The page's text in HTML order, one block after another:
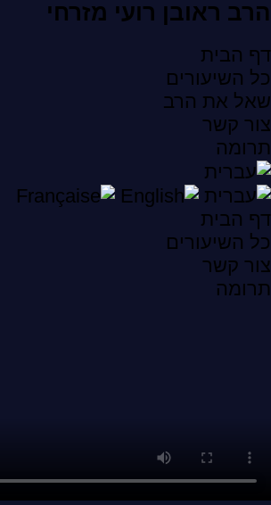
הרב ראובן רועי מזרחי
דף הבית
כל השיעורים
שאל את הרב
צור קשר
תרומה
דף הבית
כל השיעורים
צור קשר
תרומה